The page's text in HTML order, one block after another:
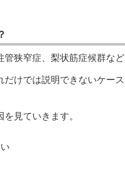
狭窄症、梨状筋症候群など
だけでは説明できないケー
見ていきます。